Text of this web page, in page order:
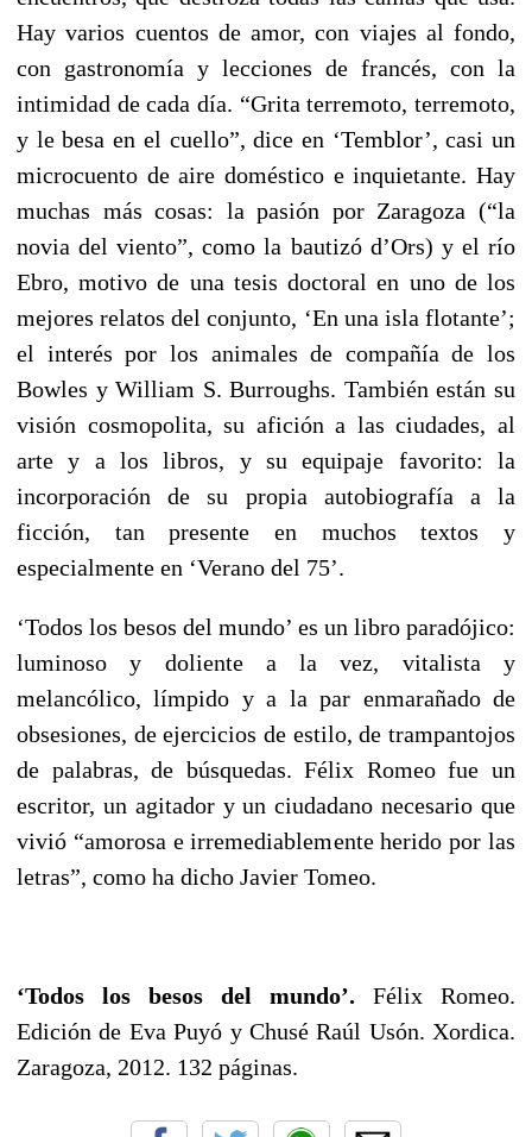
Hay varios cuentos de amor, con viajes al fondo,
con gastronomía y lecciones de francés, con la
intimidad de cada día. “Grita terremoto, terremoto,
y le besa en el cuello”, dice en ‘Temblor’, casi un
microcuento de aire doméstico e inquietante. Hay
muchas más cosas: la pasión por Zaragoza (“la
novia del viento”, como la bautizó d’Ors) y el río
Ebro, motivo de una tesis doctoral en uno de los
mejores relatos del conjunto, ‘En una isla flotante’;
el interés por los animales de compañía de los
Bowles y William S. Burroughs. También están su
visión cosmopolita, su afición a las ciudades, al
arte y a los libros, y su equipaje favorito: la
incorporación de su propia autobiografía a la
ficción, tan presente en muchos textos y
especialmente en ‘Verano del 75’.
‘Todos los besos del mundo’ es un libro paradójico:
luminoso y doliente a la vez, vitalista y
melancólico, límpido y a la par enmarañado de
obsesiones, de ejercicios de estilo, de trampantojos
de palabras, de búsquedas. Félix Romeo fue un
escritor, un agitador y un ciudadano necesario que
vivió “amorosa e irremediablemente herido por las
letras”, como ha dicho Javier Tomeo.
‘Todos los besos del mundo’. Félix Romeo.
Edición de Eva Puyó y Chusé Raúl Usón. Xordica.
Zaragoza, 2012. 132 páginas.